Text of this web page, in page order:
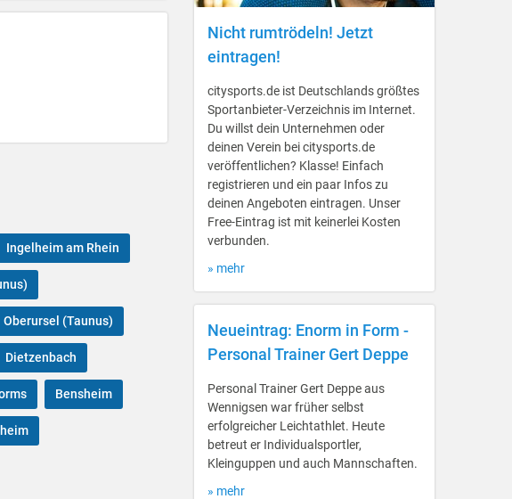
Ingelheim am Rhein
Oberursel (Taunus)
Dietzenbach
Bensheim
Nicht rumtrödeln! Jetzt
eintragen!
citysports.de ist Deutschlands größtes
Sportanbieter-Verzeichnis im Internet.
Du willst dein Unternehmen oder
deinen Verein bei citysports.de
veröffentlichen? Klasse! Einfach
registrieren und ein paar Infos zu
deinen Angeboten eintragen. Unser
Free-Eintrag ist mit keinerlei Kosten
verbunden.
» mehr
Neueintrag: Enorm in Form -
Personal Trainer Gert Deppe
Personal Trainer Gert Deppe aus
Wennigsen war früher selbst
erfolgreicher Leichtathlet. Heute
betreut er Individualsportler,
Kleinguppen und auch Mannschaften.
» mehr